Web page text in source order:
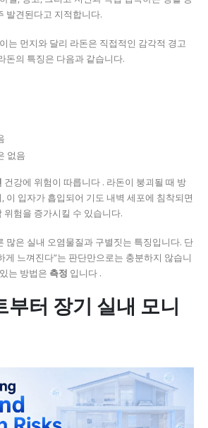
발견된다고 지적합니다.
는 먼지와 달리 라돈은 직접적인 감각적 경고
돈의 특징은 다음과 같습니다.
없음
건강에 위험이 따릅니다 . 라돈이 붕괴될 때 방
이 입자가 흡입되어 기도 내벽 세포에 침착되면
위험을 증가시킬 수 있습니다.
많은 실내 오염물질과 구별짓는 특징입니다. 단
게 느껴진다”는 판단만으로는 충분하지 않습니
는 방법은 측정 입니다 .
부터 장기 실내 모니